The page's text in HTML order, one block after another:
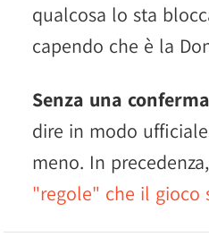
qualcosa lo sta
capendo che è la
Senza una
dire in modo
meno. In
"regole" che il gioco